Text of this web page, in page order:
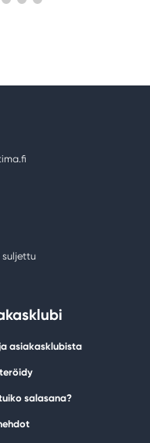
suljettu
asiakasklubista
salasana?